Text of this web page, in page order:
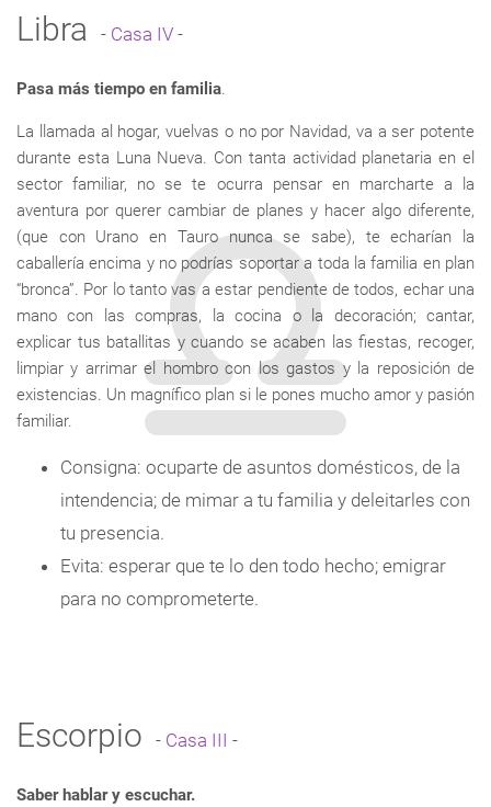
Libra - Casa IV -
Pasa más tiempo en familia.
La llamada al hogar, vuelvas o no por Navidad, va a ser potente
durante esta Luna Nueva. Con tanta actividad planetaria en el
sector familiar, no se te ocurra pensar en marcharte a la
aventura por querer cambiar de planes y hacer algo diferente,
(que con Urano en Tauro nunca se sabe), te echarían la
caballería encima y no podrías soportar a toda la familia en plan
“bronca”. Por lo tanto vas a estar pendiente de todos, echar una
mano con las compras, la cocina o la decoración; cantar,
explicar tus batallitas y cuando se acaben las fiestas, recoger,
limpiar y arrimar el hombro con los gastos y la reposición de
existencias. Un magnífico plan si le pones mucho amor y pasión
familiar.
Consigna: ocuparte de asuntos domésticos, de la
intendencia; de mimar a tu familia y deleitarles con
tu presencia.
Evita: esperar que te lo den todo hecho; emigrar
para no comprometerte.
Escorpio - Casa III -
Saber hablar y escuchar.